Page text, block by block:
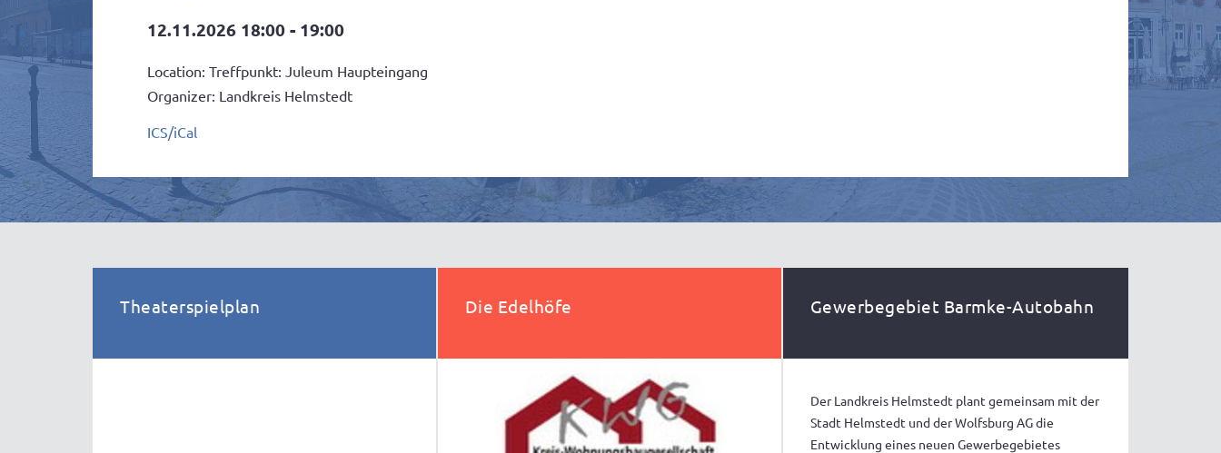
12.11.2026 18:00 - 19:00
Location: Treffpunkt: Juleum Haupteingang
Organizer: Landkreis Helmstedt
ICS/iCal
Theaterspielplan Die Edelhöfe Gewerbegebiet Barmke-Autobahn
Der Landkreis Helmstedt plant gemeinsam mit der
Stadt Helmstedt und der Wolfsburg AG die
Entwicklung eines neuen Gewerbegebietes